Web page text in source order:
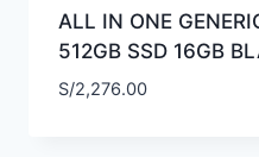
ALL IN ONE
512GB SSD 16GB
S/2,276.00